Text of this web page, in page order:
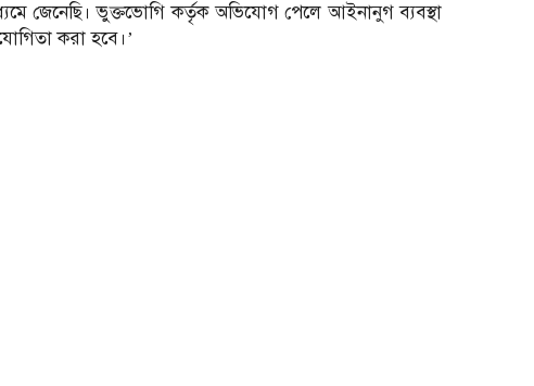
জেনেছি। ভুক্তভোগি কর্তৃক অভিযোগ পেলে আইনানুগ ব্যবস্থা
করা হবে।’